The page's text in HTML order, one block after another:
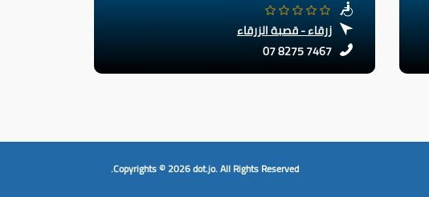
زرقاء - قصبة الزرقاء
07 8275 7467
Copyrights © 2026dot.jo.All Rights Reserved.